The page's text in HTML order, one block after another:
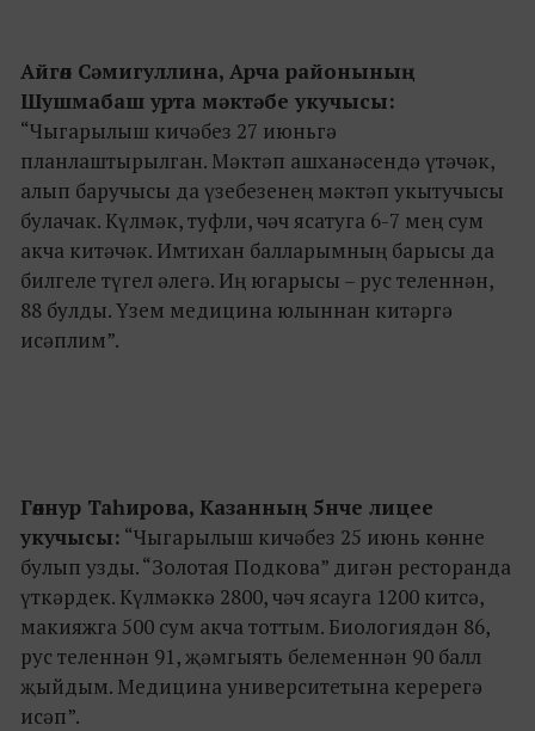
Айгөл Сәмигуллина, Арча районының
Шушмабаш урта мәктәбе укучысы:
“Чыгарылыш кичәбез 27 июньгә
планлаштырылган. Мәктәп ашханәсендә үтәчәк,
алып баручысы да үзебезенең мәктәп укытучысы
булачак. Күлмәк, туфли, чәч ясатуга 6-7 мең сум
акча китәчәк. Имтихан балларымның барысы да
билгеле түгел әлегә. Иң югарысы – рус теленнән,
88 булды. Үзем медицина юлыннан китәргә
исәплим”.
Гөлнур Таһирова, Казанның 5нче лицее
укучысы: “Чыгарылыш кичәбез 25 июнь көнне
булып узды. “Золотая Подкова” дигән ресторанда
үткәрдек. Күлмәккә 2800, чәч ясауга 1200 китсә,
макияжга 500 сум акча тоттым. Биологиядән 86,
рус теленнән 91, җәмгыять белеменнән 90 балл
җыйдым. Медицина университетына керерегә
исәп”.